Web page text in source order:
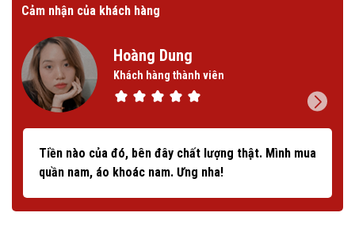
Cảm nhận của khách hàng
Hoàng Dung
Khách hàng thành viên
Tiền nào của đó, bên đây chất lượng thật. Mình mua
quần nam, áo khoác nam. Ưng nha!